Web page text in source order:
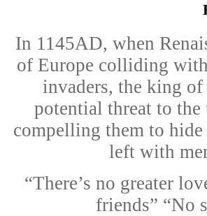
In 1145AD, when
of Europe colliding
invaders, the king
potential threat to the
compelling them to
left with
“There’s no greater
friends” “No